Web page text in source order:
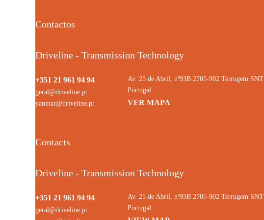
Contactos
Driveline - Transmission Technology
+351 21 961 94 94
geral@driveline.pt
yanmar@driveline.pt
Av. 25 de Abril, nº93B 2705-902 Terrugem SNT
Portugal
VER MAPA
Contacts
Driveline - Transmission Technology
+351 21 961 94 94
geral@driveline.pt
Av. 25 de Abril, nº93B 2705-902 Terrugem SNT
Portugal